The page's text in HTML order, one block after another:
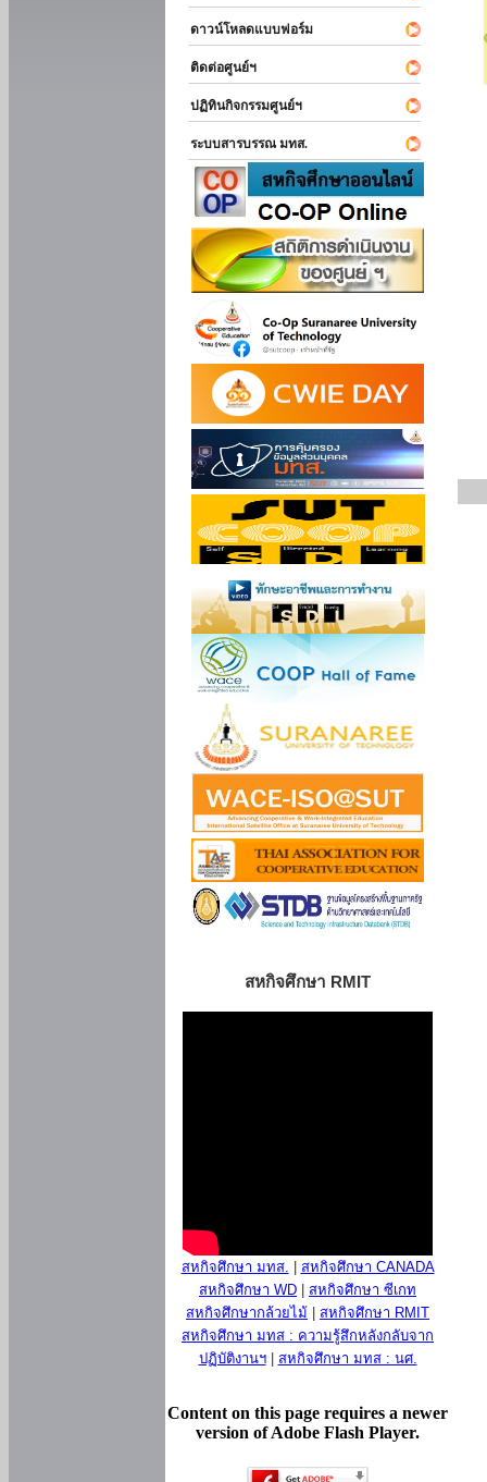
ดาวน์โหลดแบบฟอร์ม
ติดต่อศูนย์ฯ
ปฏิทินกิจกรรมศูนย์ฯ
ระบบสารบรรณ มทส.
สหกิจศึกษา RMIT
สหกิจศึกษา มทส.
สหกิจศึกษา CANADA
สหกิจศึกษา WD
สหกิจศึกษา ซีเกท
สหกิจศึกษากล้วยไม้
สหกิจศึกษา RMIT
สหกิจศึกษา มทส : ความรู้สึกหลังกลับจาก
ปฏิบัติงานฯ| สหกิจศึกษา มทส : นศ.
Content on this page requires a newer
version of Adobe Flash Player.